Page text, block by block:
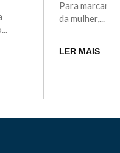
Para marcar o
da mulher,...
LER MAIS